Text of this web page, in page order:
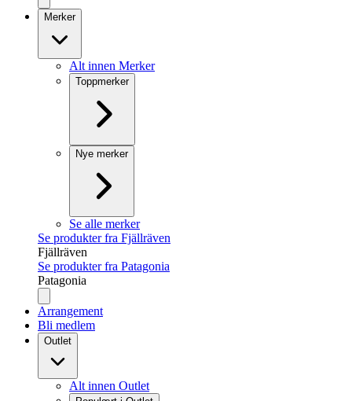
Merker
Alt innen Merker
Toppmerker
Nye merker
Se alle merker
Se produkter fra Fjällräven
Fjällräven
Se produkter fra Patagonia
Patagonia
Arrangement
Bli medlem
Outlet
Alt innen Outlet